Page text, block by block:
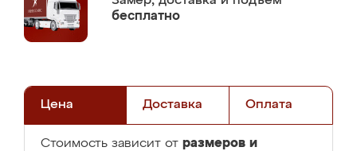
бесплатно
Цена Доставка Оплата
Стоимость зависит от размеров и